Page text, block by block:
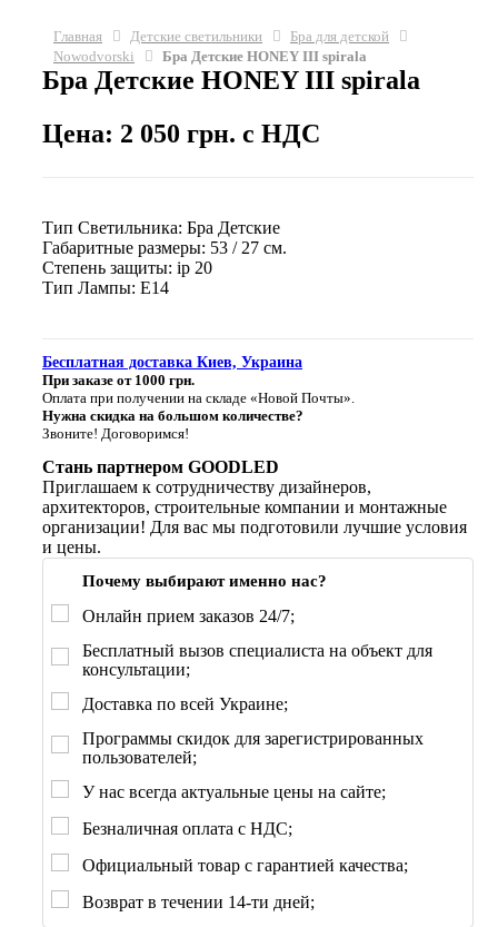
Главная Детские светильники
Бра для детской
Nowodvorski
Бра Детские HONEY III spirala
Бра Детские HONEY III spirala
Цена: 2 050 грн. с НДС
Тип Светильника: Бра Детские
Габаритные размеры: 53 / 27 см.
Степень защиты: ip 20
Тип Лампы: E14
Бесплатная доставка Киев, Украина
При заказе от 1000 грн.
Оплата при получении на складе «Новой Почты».
Нужна скидка на большом количестве?
Звоните! Договоримся!
Стань партнером GOODLED
Приглашаем к сотрудничеству дизайнеров,
архитекторов, строительные компании и монтажные
организации! Для вас мы подготовили лучшие условия
и цены.
Почему выбирают именно нас?
Онлайн прием заказов 24/7;
Бесплатный вызов специалиста на объект для
консультации;
Доставка по всей Украине;
Программы скидок для зарегистрированных
пользователей;
У нас всегда актуальные цены на сайте;
Безналичная оплата с НДС;
Официальный товар с гарантией качества;
Возврат в течении 14-ти дней;